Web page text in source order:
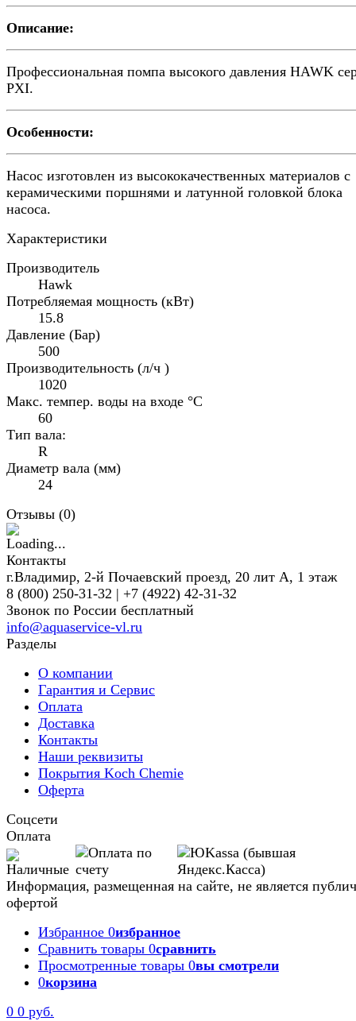
Описание:
Профессиональная помпа высокого давления HAWK
PXI.
Особенности:
Насос изготовлен из высококачественных материалов с
керамическими поршнями и латунной головкой блока
насоса.
Характеристики
Производитель
Hawk
Потребляемая мощность (кВт)
15.8
Давление (Бар)
500
Производительность (л/ч )
1020
Макс. темпер. воды на входе °C
60
Тип вала:
R
Диаметр вала (мм)
24
Отзывы (0)
Контакты
г.Владимир, 2-й Почаевский проезд, 20 лит А, 1 этаж
8 (800) 250-31-32 | +7 (4922) 42-31-32
Звонок по России бесплатный
info@aquaservice-vl.ru
Разделы
О компании
Гарантия и Сервис
Оплата
Доставка
Контакты
Наши реквизиты
Покрытия Koch Chemie
Оферта
Соцсети
Оплата
Информация, размещенная на сайте, не является
офертой
Избранное 0избранное
Сравнить товары 0сравнить
Просмотренные товары 0вы смотрели
0корзина
0 0 руб.Задать вопрос